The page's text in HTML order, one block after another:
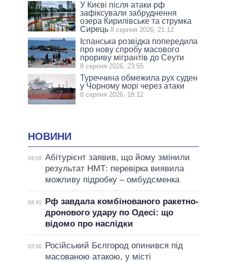
У Києві після атаки рф
зафіксували забруднення
озера Кирилівське та струмка
Сирець 8 серпня 2026, 21:12
Іспанська розвідка попередила
про нову спробу масового
прориву мігрантів до Сеути
8 серпня 2026, 23:55
Туреччина обмежила рух суден
у Чорному морі через атаки
8 серпня 2026, 18:12
НОВИНИ
04:59 Абітурієнт заявив, що йому змінили
результат НМТ: перевірка виявила
можливу підробку – омбудсменка
04:41
Рф завдала комбінованого ракетно-
дронового удару по Одесі: що
відомо про наслідки
03:56
Російський Бєлгород опинився під
масованою атакою, у місті